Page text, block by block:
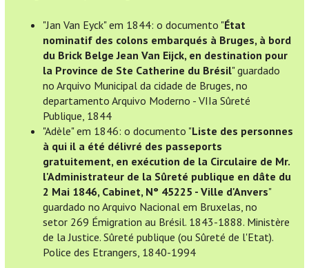
"Jan Van Eyck" em 1844: o documento "État
nominatif des colons embarqués à Bruges, à bord
du Brick Belge Jean Van Eijck, en destination pour
la Province de Ste Catherine du Brésil" guardado
no Arquivo Municipal da cidade de Bruges, no
departamento Arquivo Moderno - VIIa Sûreté
Publique, 1844
"Adèle" em 1846: o documento "Liste des personnes
à qui il a été délivré des passeports
gratuitement, en exécution de la Circulaire de Mr.
l'Administrateur de la Sûreté publique en dâte du
2 Mai 1846, Cabinet, N° 45225 - Ville d'Anvers"
guardado no Arquivo Nacional em Bruxelas, no
setor 269 Émigration au Brésil. 1843-1888. Ministère
de la Justice. Sûreté publique (ou Sûreté de l'Etat).
Police des Etrangers, 1840-1994